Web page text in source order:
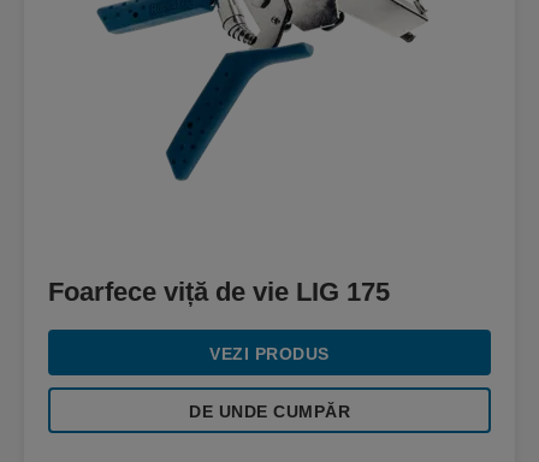
Foarfece viță de vie LIG 175
VEZI PRODUS
DE UNDE CUMPĂR